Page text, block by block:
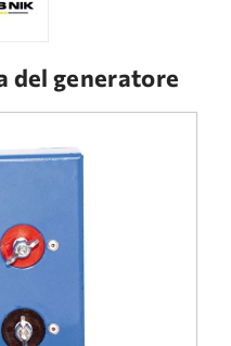
del generatore